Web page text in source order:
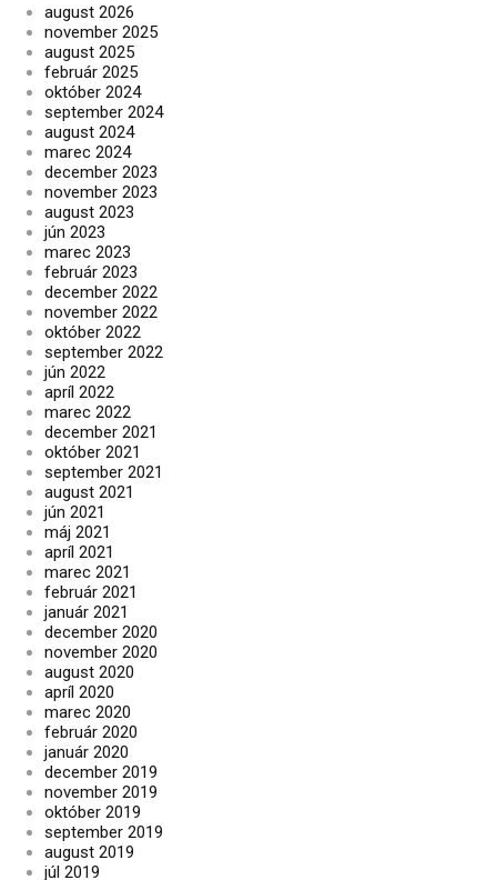
august 2026
november 2025
august 2025
február 2025
október 2024
september 2024
august 2024
marec 2024
december 2023
november 2023
august 2023
jún 2023
marec 2023
február 2023
december 2022
november 2022
október 2022
september 2022
jún 2022
apríl 2022
marec 2022
december 2021
október 2021
september 2021
august 2021
jún 2021
máj 2021
apríl 2021
marec 2021
február 2021
január 2021
december 2020
november 2020
august 2020
apríl 2020
marec 2020
február 2020
január 2020
december 2019
november 2019
október 2019
september 2019
august 2019
júl 2019